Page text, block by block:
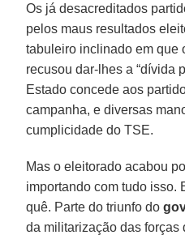
Os já desacreditados
pelos maus resultados
tabuleiro inclinado em que
recusou dar-lhes a “dívida
Estado concede aos
campanha, e diversas
cumplicidade do TSE.
Mas o eleitorado acabou
importando com tudo isso.
quê. Parte do triunfo do
da militarização das forças